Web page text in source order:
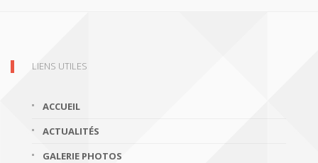
LIENS UTILES
ACCUEIL
ACTUALITÉS
GALERIE PHOTOS